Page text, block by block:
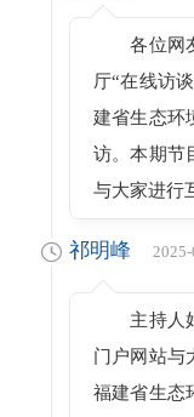
各位网
厅“在线访
建省生态环
访。本期节
与大家进行
祁明峰
主持人
门户网站与
福建省生态